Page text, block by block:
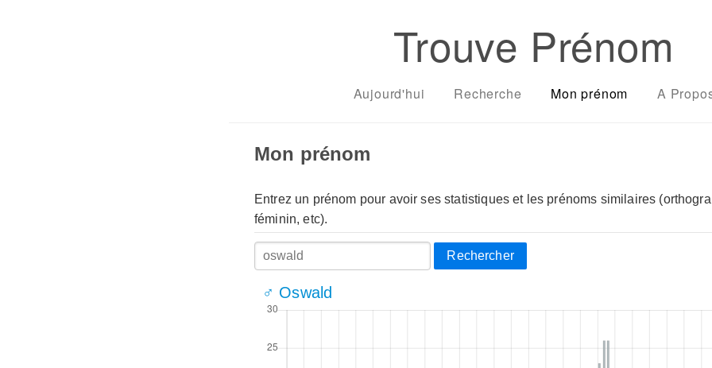
Trouve Prénom
Aujourd'hui Recherche Mon prénom A
Mon prénom
Entrez un prénom pour avoir ses statistiques et les prénoms similaires
féminin, etc).
Rechercher
♂ Oswald